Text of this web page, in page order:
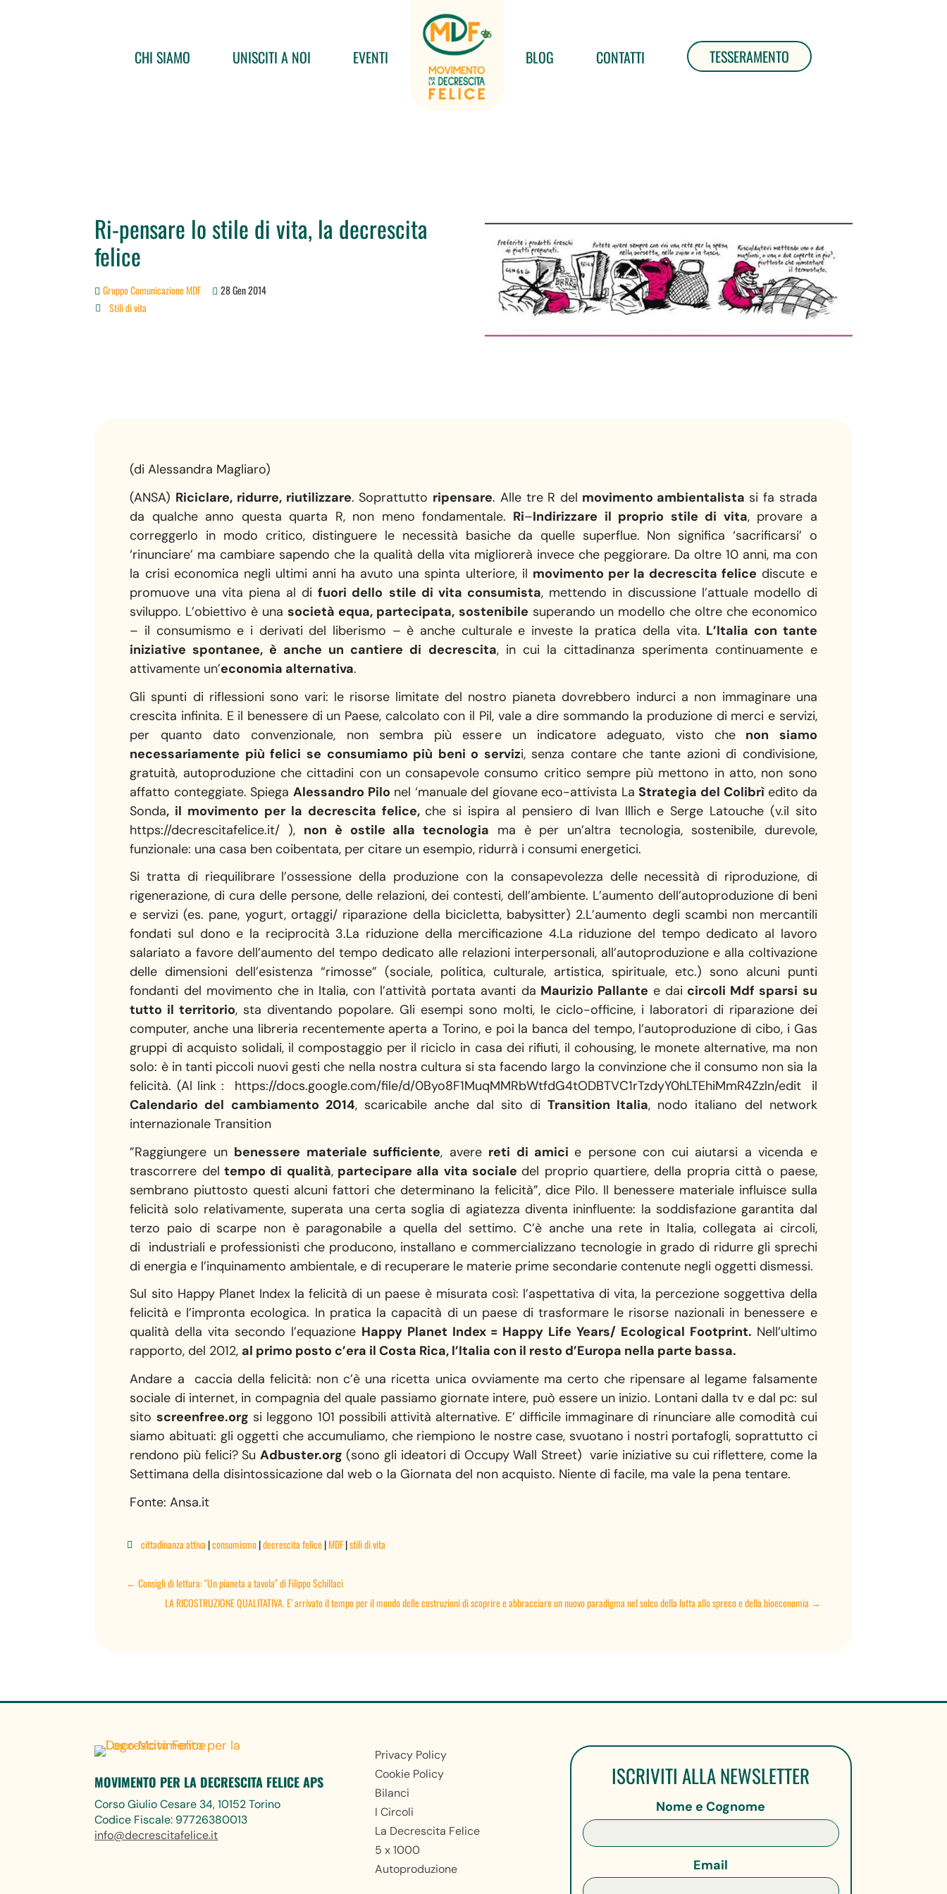
CHI SIAMO UNISCITI A NOI EVENTI BLOG CONTATTI TESSERAMENTO
Ri-pensare lo stile di vita, la decrescita
felice
Gruppo Comunicazione MDF 28 Gen 2014
 Stili di vita
(di Alessandra Magliaro)
(ANSA) Riciclare, ridurre, riutilizzare. Soprattutto ripensare. Alle tre R del movimento ambientalista si fa strada
da qualche anno questa quarta R, non meno fondamentale. Ri–Indirizzare il proprio stile di vita, provare a
correggerlo in modo critico, distinguere le necessità basiche da quelle superflue. Non significa ‘sacrificarsi’ o
‘rinunciare’ ma cambiare sapendo che la qualità della vita migliorerà invece che peggiorare. Da oltre 10 anni, ma con
la crisi economica negli ultimi anni ha avuto una spinta ulteriore, il movimento per la decrescita felice discute e
promuove una vita piena al difuori dello stile di vita consumista, mettendo in discussione l’attuale modello di
sviluppo. L’obiettivo è unasocietà equa, partecipata, sostenibile superando un modello che oltre che economico
– il consumismo e i derivati del liberismo – è anche culturale e investe la pratica della vita. L’Italia con tante
iniziative spontanee, è anche un cantiere di decrescita, in cui la cittadinanza sperimenta continuamente e
attivamente un’economia alternativa.
Gli spunti di riflessioni sono vari: le risorse limitate del nostro pianeta dovrebbero indurci a non immaginare una
crescita infinita. E il benessere di un Paese, calcolato con il Pil, vale a dire sommando la produzione di merci e servizi,
per quanto dato convenzionale, non sembra più essere un indicatore adeguato, visto che non siamo
necessariamente più felici se consumiamo più beni o servizi, senza contare che tante azioni di condivisione,
gratuità, autoproduzione che cittadini con un consapevole consumo critico sempre più mettono in atto, non sono
affatto conteggiate. SpiegaAlessandro Pilo nel ‘manuale del giovane eco-attivista LaStrategia del Colibrìedito da
Sonda, il movimento per la decrescita felice, che si ispira al pensiero di Ivan Illich e Serge Latouche (v.il sito
https://decrescitafelice.it/ ), non è ostile alla tecnologia ma è per un’altra tecnologia, sostenibile, durevole,
funzionale: una casa ben coibentata, per citare un esempio, ridurrà i consumi energetici.
Si tratta di riequilibrare l’ossessione della produzione con la consapevolezza delle necessità di riproduzione, di
rigenerazione, di cura delle persone, delle relazioni, dei contesti, dell’ambiente. L’aumento dell’autoproduzione di beni
e servizi (es. pane, yogurt, ortaggi/ riparazione della bicicletta, babysitter) 2.L’aumento degli scambi non mercantili
fondati sul dono e la reciprocità 3.La riduzione della mercificazione 4.La riduzione del tempo dedicato al lavoro
salariato a favore dell’aumento del tempo dedicato alle relazioni interpersonali, all’autoproduzione e alla coltivazione
delle dimensioni dell’esistenza “rimosse” (sociale, politica, culturale, artistica, spirituale, etc.) sono alcuni punti
fondanti del movimento che in Italia, con l’attività portata avanti da Maurizio Pallante e dai circoli Mdf sparsi su
tutto il territorio, sta diventando popolare. Gli esempi sono molti, le ciclo-officine, i laboratori di riparazione dei
computer, anche una libreria recentemente aperta a Torino, e poi la banca del tempo, l’autoproduzione di cibo, i Gas
gruppi di acquisto solidali, il compostaggio per il riciclo in casa dei rifiuti, il cohousing, le monete alternative, ma non
solo: è in tanti piccoli nuovi gesti che nella nostra cultura si sta facendo largo la convinzione che il consumo non sia la
felicità. (Al link : https://docs.google.com/file/d/0Byo8F1MuqMMRbWtfdG4tODBTVC1rTzdyY0hLTEhiMmR4Zzln/edit il
Calendario del cambiamento 2014, scaricabile anche dal sito diTransition Italia, nodo italiano del network
internazionale Transition
”Raggiungere un benessere materiale sufficiente, avere reti di amici e persone con cui aiutarsi a vicenda e
trascorrere del tempo di qualità,partecipare alla vita sociale del proprio quartiere, della propria città o paese,
sembrano piuttosto questi alcuni fattori che determinano la felicità”, dice Pilo. Il benessere materiale influisce sulla
felicità solo relativamente, superata una certa soglia di agiatezza diventa ininfluente: la soddisfazione garantita dal
terzo paio di scarpe non è paragonabile a quella del settimo. C’è anche una rete in Italia, collegata ai circoli,
di industriali e professionisti che producono, installano e commercializzano tecnologie in grado di ridurre gli sprechi
di energia e l’inquinamento ambientale, e di recuperare le materie prime secondarie contenute negli oggetti dismessi.
Sul sito Happy Planet Index la felicità di un paese è misurata così: l’aspettativa di vita, la percezione soggettiva della
felicità e l’impronta ecologica. In pratica la capacità di un paese di trasformare le risorse nazionali in benessere e
qualità della vita secondo l’equazione Happy Planet Index = Happy Life Years/ Ecological Footprint. Nell’ultimo
rapporto, del 2012, al primo posto c’era il Costa Rica, l’Italia con il resto d’Europa nella parte bassa.
Andare a caccia della felicità: non c’è una ricetta unica ovviamente ma certo che ripensare al legame falsamente
sociale di internet, in compagnia del quale passiamo giornate intere, può essere un inizio. Lontani dalla tv e dal pc: sul
sito screenfree.org si leggono 101 possibili attività alternative. E’ difficile immaginare di rinunciare alle comodità cui
siamo abituati: gli oggetti che accumuliamo, che riempiono le nostre case, svuotano i nostri portafogli, soprattutto ci
rendono più felici? Su Adbuster.org (sono gli ideatori di Occupy Wall Street) varie iniziative su cui riflettere, come la
Settimana della disintossicazione dal web o la Giornata del non acquisto. Niente di facile, ma vale la pena tentare.
Fonte: Ansa.it
 cittadinanza attiva |consumismo|decrescita felice|MDF|stili di vita
←Consigli di lettura: "Un pianeta a tavola" di Filippo Schillaci
LA RICOSTRUZIONE QUALITATIVA. E’ arrivato il tempo per il mondo delle costruzioni di scoprire e abbracciare un nuovo paradigma nel solco della lotta allo spreco e della bioeconomia →
MOVIMENTO PER LA DECRESCITA FELICE APS
Corso Giulio Cesare 34, 10152 Torino
Codice Fiscale: 97726380013
info@decrescitafelice.it
Privacy Policy
Cookie Policy
Bilanci
I Circoli
La Decrescita Felice
5 x 1000
Autoproduzione
ISCRIVITI ALLA NEWSLETTER
Nome e Cognome
Email